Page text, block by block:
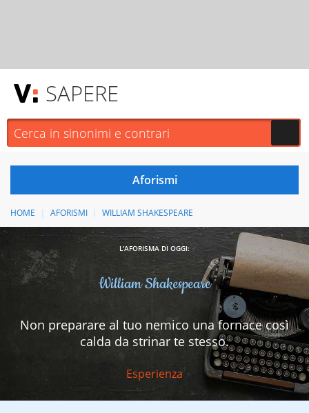
SAPERE
HOME AFORISMI WILLIAM SHAKESPEARE
L'AFORISMA DI OGGI:
William Shakespeare
Non preparare al tuo nemico una fornace così
calda da strinar te stesso.
Esperienza